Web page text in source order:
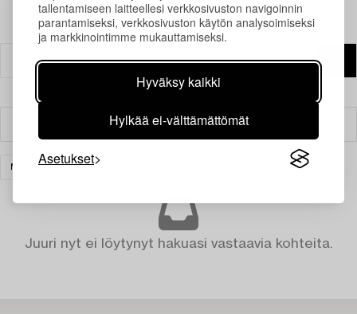
tallentamiseen laitteellesi verkkosivuston navigoinnin
parantamiseksi, verkkosivuston käytön analysoimiseksi
ja markkinointimme mukauttamiseksi.
Hyväksy kaikki
Hylkää ei-välttämättömät
Asetukset
Suodatin
MATOT TYHJENNÄ KAIKKI
Juuri nyt ei löytynyt hakuasi vastaavia kohteita.